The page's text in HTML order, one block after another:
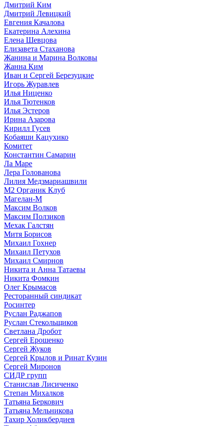
Дмитрий Ким
Дмитрий Левицкий
Евгения Качалова
Екатерина Алехина
Елена Шевцова
Елизавета Стаханова
Жанина и Марина Волковы
Жанна Ким
Иван и Сергей Березуцкие
Игорь Журавлев
Илья Ниценко
Илья Тютенков
Илья Эстеров
Ирина Азарова
Кирилл Гусев
Кобаяши Кацухико
Комитет
Константин Самарин
Ла Маре
Лера Голованова
Лилия Медзмариашвили
М2 Органик Клуб
Магелан-М
Максим Волков
Максим Ползиков
Мехак Галстян
Митя Борисов
Михаил Гохнер
Михаил Петухов
Михаил Смирнов
Никита и Анна Татаевы
Никита Фомкин
Олег Крымасов
Ресторанный синдикат
Росинтер
Руслан Раджапов
Руслан Стекольщиков
Светлана Дробот
Сергей Ерошенко
Сергей Жуков
Сергей Крылов и Ринат Кузин
Сергей Миронов
СИДР групп
Станислав Лисиченко
Степан Михалков
Татьяна Беркович
Татьяна Мельникова
Тахир Холикбердиев